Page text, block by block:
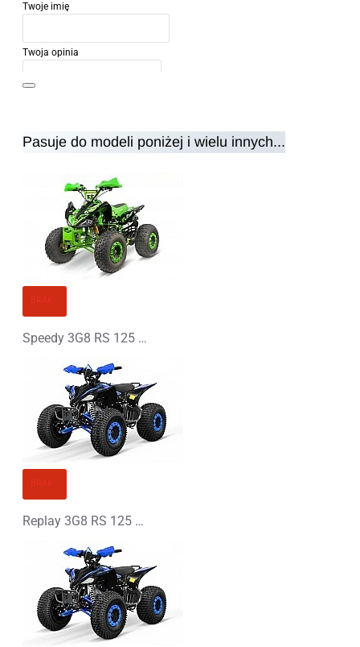
Twoje imię
Twoja opinia
Ocena
Ocena
Zły Dobry
Pasuje do modeli poniżej i wielu innych...
Speedy 3G8 RS 125 Spalinowy Midi Quad
Replay 3G8 RS 125 Spalinowy Midi Quad